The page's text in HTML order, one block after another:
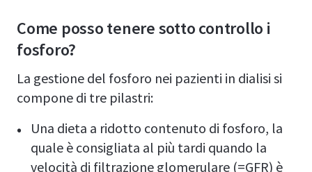
Come posso tenere sotto controllo i
fosforo?
La gestione del fosforo nei pazienti in dialisi si
compone di tre pilastri:
Una dieta a ridotto contenuto di fosforo, la
quale è consigliata al più tardi quando la
velocità di filtrazione glomerulare (=GFR) è